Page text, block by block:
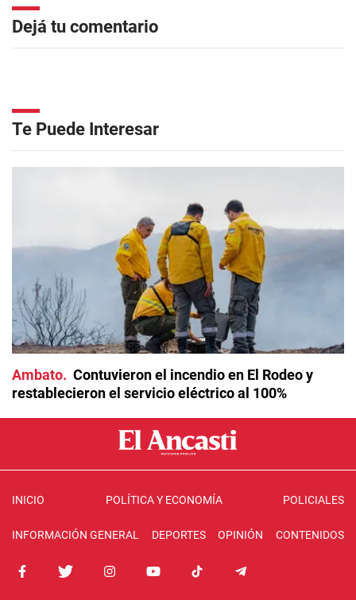
Dejá tu comentario
Te Puede Interesar
Ambato
Contuvieron el incendio en El Rodeo y
restablecieron el servicio eléctrico al 100%
INICIO POLÍTICA Y ECONOMÍA POLICIALES
INFORMACIÓN GENERAL DEPORTES OPINIÓN CONTENIDOS